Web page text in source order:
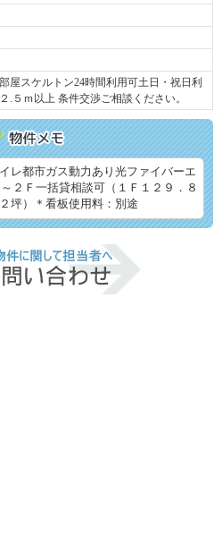
屋スケルトン24時間利用可土日・祝日利
.５ｍ以上 条件交渉ご相談ください。
レ都市ガス動力あり光ファイバーエ
２Ｆ一括貸相談可（１Ｆ１２９．８
坪）＊看板使用料：別途